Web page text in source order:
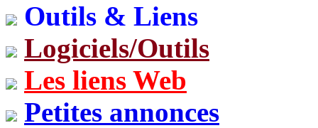
Outils & Liens
Logiciels/Outils
Les liens Web
Petites annonces